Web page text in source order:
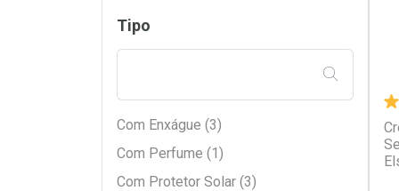
Sem Sal (18)
Sem Substância Específica (9)
Tipo
FILTRAR
Com Enxágue (3)
Com Perfume (1)
Com Protetor Solar (3)